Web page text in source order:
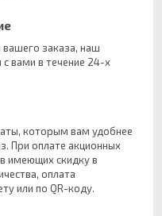
заказа, наш
вами в течение 24-х
которым вам удобнее
При оплате акционных
имеющих скидку в
оплата
или по QR-коду.